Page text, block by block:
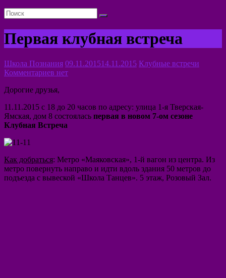
Первая клубная встреча
Школа Познания 09.11.201514.11.2015 Клубные встречи
Комментариев нет
Дорогие друзья,
11.11.2015 с 18 до 20 часов по адресу: улица 1-я Тверская-
Ямская, дом 8 состоялась первая в новом 7-ом сезоне
Клубная Встреча
Как добраться: Метро «Маяковская», 1-й вагон из центра. Из
метро повернуть направо и идти вдоль здания 50 метров до
подъезда с вывеской «Школа Танцев». 5 этаж, Розовый Зал.